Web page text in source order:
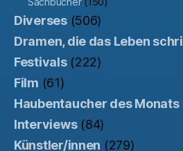
Diverses(506)
Dramen, die das Leben
Festivals(222)
Film (61)
Haubentaucher des Monats
Interviews(84)
Künstler/innen (279)